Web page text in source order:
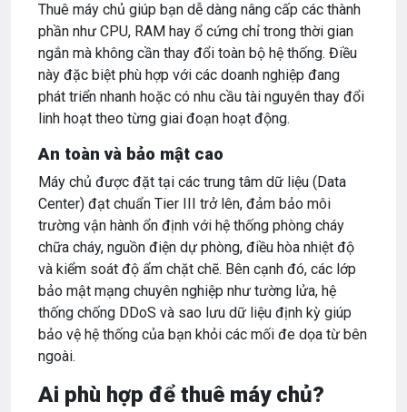
Thuê máy chủ giúp bạn dễ dàng nâng cấp các thành
phần như CPU, RAM hay ổ cứng chỉ trong thời gian
ngắn mà không cần thay đổi toàn bộ hệ thống. Điều
này đặc biệt phù hợp với các doanh nghiệp đang
phát triển nhanh hoặc có nhu cầu tài nguyên thay đổi
linh hoạt theo từng giai đoạn hoạt động.
An toàn và bảo mật cao
Máy chủ được đặt tại các trung tâm dữ liệu (Data
Center) đạt chuẩn Tier III trở lên, đảm bảo môi
trường vận hành ổn định với hệ thống phòng cháy
chữa cháy, nguồn điện dự phòng, điều hòa nhiệt độ
và kiểm soát độ ẩm chặt chẽ. Bên cạnh đó, các lớp
bảo mật mạng chuyên nghiệp như tường lửa, hệ
thống chống DDoS và sao lưu dữ liệu định kỳ giúp
bảo vệ hệ thống của bạn khỏi các mối đe dọa từ bên
ngoài.
Ai phù hợp để thuê máy chủ?